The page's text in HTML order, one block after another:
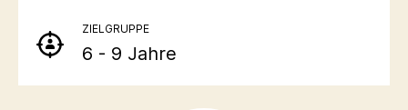
ZIELGRUPPE
6 - 9 Jahre